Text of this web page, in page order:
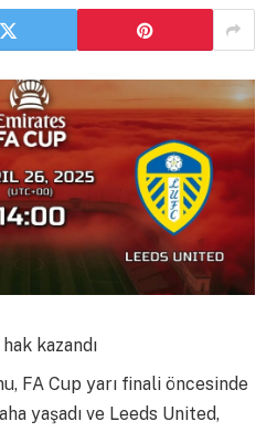
kazandı
FA Cup yarı finali öncesinde
yaşadı ve Leeds United,